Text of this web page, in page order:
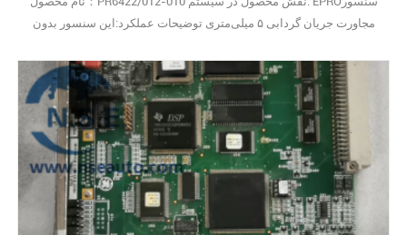
مجاورت جریان گردابی ۵ میلی‌متری توضیحات عملکرد:این سنسور بدون
می‌کند. س: EPRO PR6422/012-010 برای چه کاری استفاده می‌شود؟ پ:
این یک سنسور جریان گردابی ۵ میلی‌متری است. این سنسور برای
حفاظت از تجهیزات دوار، ارتعاش و موقعیت شفت را ب29